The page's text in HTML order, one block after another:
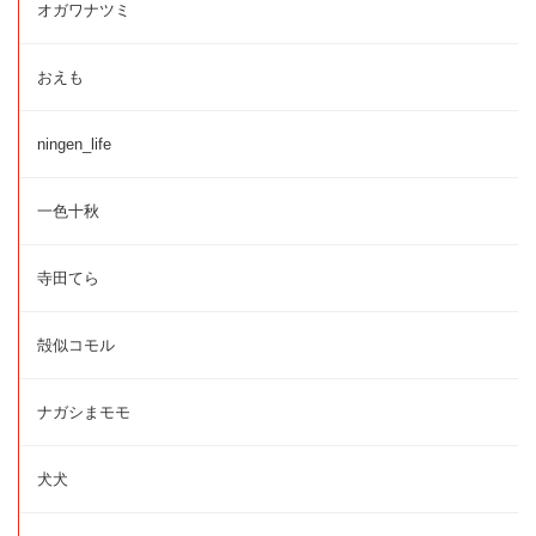
オガワナツミ
おえも
ningen_life
一色十秋
寺田てら
殻似コモル
ナガシまモモ
犬犬